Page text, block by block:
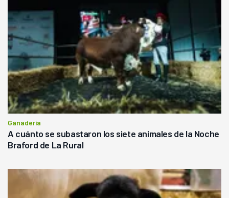
Ganadería
A cuánto se subastaron los siete animales de la Noche
Braford de La Rural